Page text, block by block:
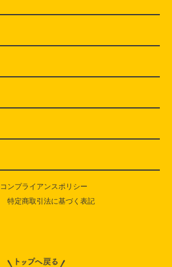
コンプライアンスポリシー
特定商取引法に基づく表記